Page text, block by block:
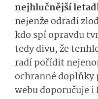
nejhlučnější
nejenže odradí
kdo spí opravdu
tedy divu, že
radí pořídit
ochranné doplňky
webu doporučuje i